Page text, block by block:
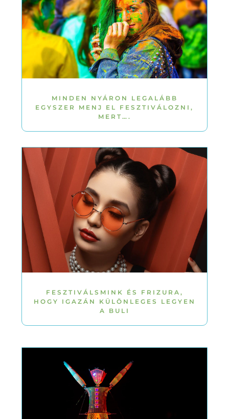
MINDEN NYÁRON LEGALÁBB
EGYSZER MENJ EL FESZTIVÁLOZNI,
MERT….
FESZTIVÁLSMINK ÉS FRIZURA,
HOGY IGAZÁN KÜLÖNLEGES LEGYEN
A BULI